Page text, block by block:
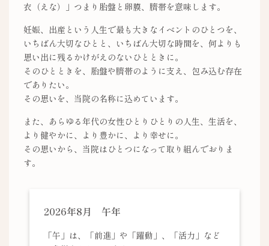
衣（えな）」つまり胎盤と卵膜、臍帯を意味します。
妊娠、出産という人生で最も大きなイベントのひとつを、
いちばん大切なひとと、 いちばん大切な時間を、何よりも
思い出に残るかけがえのないひとときに。
そのひとときを、胎盤や臍帯のように支え、包み込む存在
でありたい。
その思いを、当院の名称に込めています。
また、あらゆる年代の女性ひとりひとりの人生、生活を、
より健やかに、より豊かに、より幸せに。
その思いから、当院はひとつになって取り組んでおりま
す。
2026年8月 午年
「午」は、「前進」や「躍動」、「活力」など